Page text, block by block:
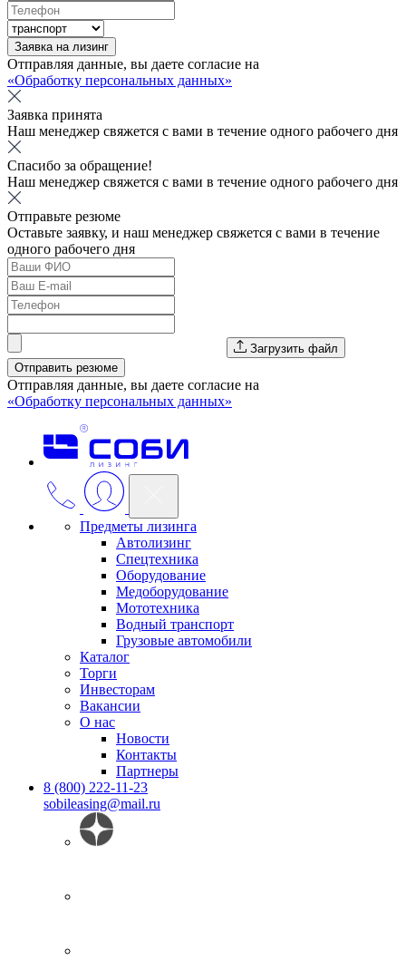
Заявка на лизинг
Отправляя данные, вы даете согласие на
«Обработку персональных данных»
Заявка принята
Наш менеджер свяжется с вами в течение одного рабочего дня
Спасибо за обращение!
Наш менеджер свяжется с вами в течение одного рабочего дня
Отправьте резюме
Оставьте заявку, и наш менеджер свяжется с вами в течение
одного рабочего дня
Загрузить файл
Отправить резюме
Отправляя данные, вы даете согласие на
«Обработку персональных данных»
Предметы лизинга
Автолизинг
Спецтехника
Оборудование
Медоборудование
Мототехника
Водный транспорт
Грузовые автомобили
Каталог
Торги
Инвесторам
Вакансии
О нас
Новости
Контакты
Партнеры
8 (800) 222-11-23
sobileasing@mail.ru